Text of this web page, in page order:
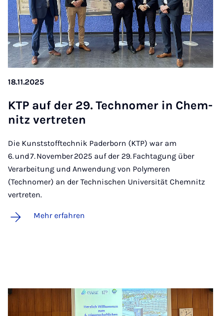
18.11.2025
KTP auf der 29. Tech­no­mer in Chem­
nitz ver­tre­ten
Die Kunststofftechnik Paderborn (KTP) war am
6. und 7. November 2025 auf der 29. Fachtagung über
Verarbeitung und Anwendung von Polymeren
(Technomer) an der Technischen Universität Chemnitz
vertreten.
Mehr erfahren